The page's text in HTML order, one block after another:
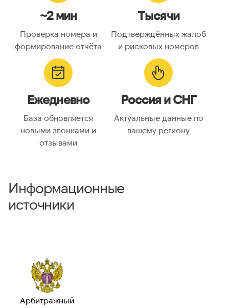
~2 мин
Проверка номера и
формирование отчёта
Тысячи
Подтверждённых жалоб
и рисковых номеров
Ежедневно
База обновляется
новыми звонками и
отзывами
Россия и СНГ
Актуальные данные по
вашему региону
Информационные
источники
Арбитражный